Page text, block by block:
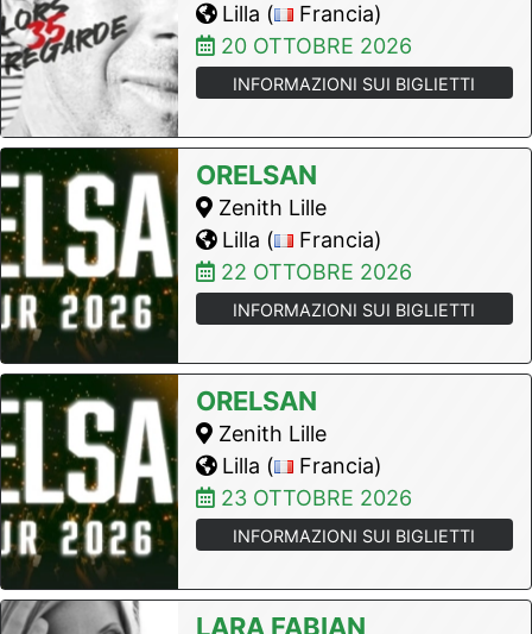
Lilla (
Francia)
20 OTTOBRE 2026
INFORMAZIONI SUI BIGLIETTI
ORELSAN
Zenith Lille
Lilla (
Francia)
22 OTTOBRE 2026
INFORMAZIONI SUI BIGLIETTI
ORELSAN
Zenith Lille
Lilla (
Francia)
23 OTTOBRE 2026
INFORMAZIONI SUI BIGLIETTI
LARA FABIAN